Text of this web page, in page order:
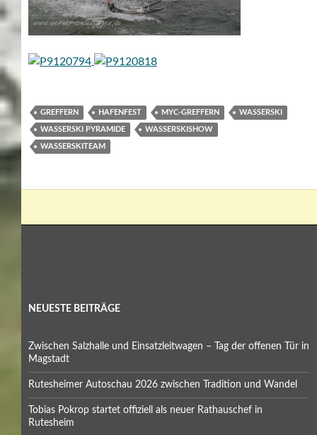
GREFFERN HAFENFEST MYC-GREFFERN WASSERSKI
WASSERSKI PYRAMIDE WASSERSKISHOW
WASSERSKITEAM
NEUESTE BEITRÄGE
Zwischen Salzhalle und Einsatzleitwagen – Tag der offenen Tür in
Magstadt
Rutesheimer Autoschau 2026 zwischen Tradition und Wandel
Tobias Pokrop startet offiziell als neuer Rathauschef in
Rutesheim